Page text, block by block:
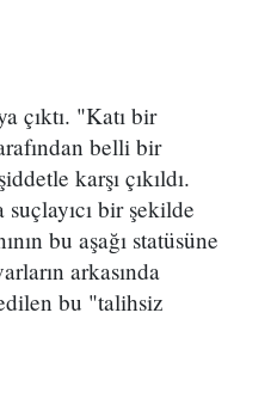
çıktı. "Katı bir
belli bir
karşı çıkıldı.
bir şekilde
bu aşağı statüsüne
arkasında
bu "talihsiz